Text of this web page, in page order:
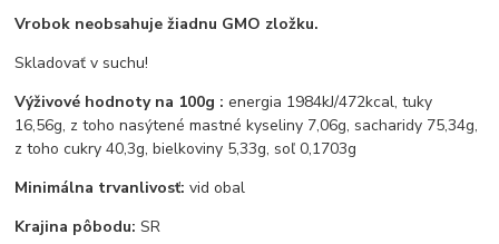
Vrobok neobsahuje žiadnu GMO zložku.
Skladovať v suchu!
Výživové hodnoty na 100g : energia 1984kJ/472kcal, tuky
16,56g, z toho nasýtené mastné kyseliny 7,06g, sacharidy 75,34g,
z toho cukry 40,3g, bielkoviny 5,33g, soľ 0,1703g
Minimálna trvanlivosť: vid obal
Krajina pôbodu:SR